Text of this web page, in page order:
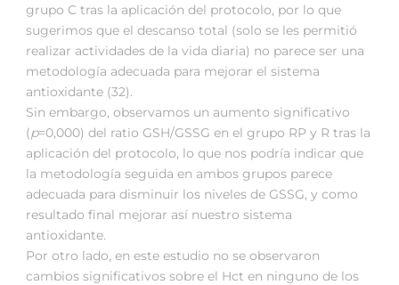
grupo C tras la aplicación del protocolo, por lo que
sugerimos que el descanso total (solo se les permitió
realizar actividades de la vida diaria) no parece ser una
metodología adecuada para mejorar el sistema
antioxidante (32).
Sin embargo, observamos un aumento significativo
(p=0,000) del ratio GSH/GSSG en el grupo RP y R tras la
aplicación del protocolo, lo que nos podría indicar que
la metodología seguida en ambos grupos parece
adecuada para disminuir los niveles de GSSG, y como
resultado final mejorar así nuestro sistema
antioxidante.
Por otro lado, en este estudio no se observaron
cambios significativos sobre el Hct en ninguno de los